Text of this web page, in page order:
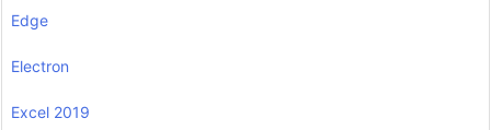
Edge
Electron
Excel 2019